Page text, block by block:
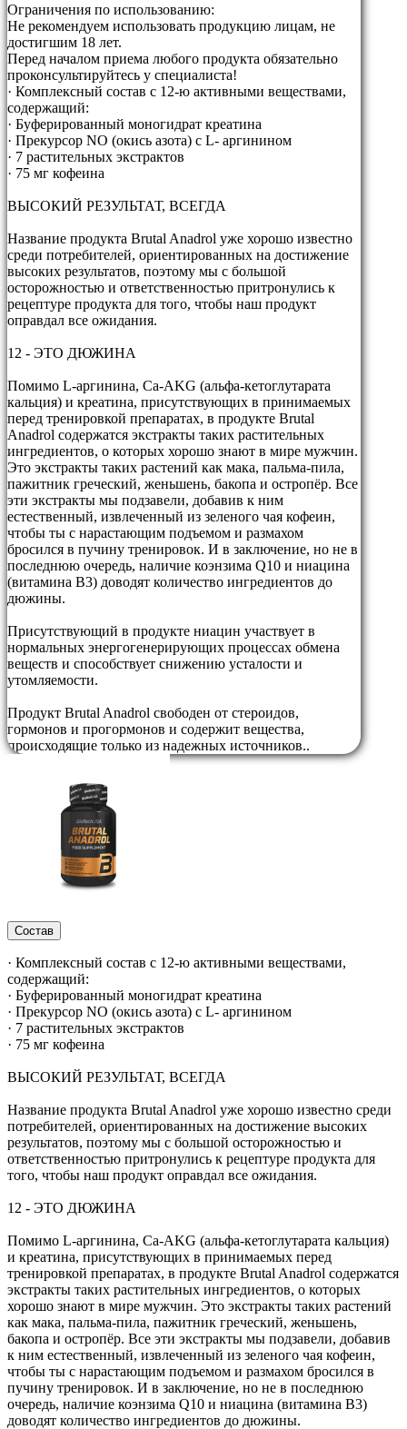
Ограничения по использованию:
Не рекомендуем использовать продукцию лицам, не
достигшим 18 лет.
Перед началом приема любого продукта обязательно
проконсультируйтесь у специалиста!
· Комплексный состав с 12-ю активными веществами,
содержащий:
· Буферированный моногидрат креатина
· Прекурсор NO (окись азота) с L- аргинином
· 7 растительных экстрактов
· 75 мг кофеина
ВЫСОКИЙ РЕЗУЛЬТАТ, ВСЕГДА
Название продукта Brutal Anadrol уже хорошо известно
среди потребителей, ориентированных на достижение
высоких результатов, поэтому мы с большой
осторожностью и ответственностью притронулись к
рецептуре продукта для того, чтобы наш продукт
оправдал все ожидания.
12 - ЭТО ДЮЖИНА
Помимо L-аргинина, Ca-AKG (альфа-кетоглутарата
кальция) и креатина, присутствующих в принимаемых
перед тренировкой препаратах, в продукте Brutal
Anadrol содержатся экстракты таких растительных
ингредиентов, о которых хорошо знают в мире мужчин.
Это экстракты таких растений как мака, пальма-пила,
пажитник греческий, женьшень, бакопа и остропёр. Все
эти экстракты мы подзавели, добавив к ним
естественный, извлеченный из зеленого чая кофеин,
чтобы ты с нарастающим подъемом и размахом
бросился в пучину тренировок. И в заключение, но не в
последнюю очередь, наличие коэнзима Q10 и ниацина
(витамина B3) доводят количество ингредиентов до
дюжины.
Присутствующий в продукте ниацин участвует в
нормальных энергогенерирующих процессах обмена
веществ и способствует снижению усталости и
утомляемости.
Продукт Brutal Anadrol свободен от стероидов,
гормонов и прогормонов и содержит вещества,
происходящие только из надежных источников..
Состав
· Комплексный состав с 12-ю активными веществами,
содержащий:
· Буферированный моногидрат креатина
· Прекурсор NO (окись азота) с L- аргинином
· 7 растительных экстрактов
· 75 мг кофеина
ВЫСОКИЙ РЕЗУЛЬТАТ, ВСЕГДА
Название продукта Brutal Anadrol уже хорошо известно среди
потребителей, ориентированных на достижение высоких
результатов, поэтому мы с большой осторожностью и
ответственностью притронулись к рецептуре продукта для
того, чтобы наш продукт оправдал все ожидания.
12 - ЭТО ДЮЖИНА
Помимо L-аргинина, Ca-AKG (альфа-кетоглутарата кальция)
и креатина, присутствующих в принимаемых перед
тренировкой препаратах, в продукте Brutal Anadrol содержатся
экстракты таких растительных ингредиентов, о которых
хорошо знают в мире мужчин. Это экстракты таких растений
как мака, пальма-пила, пажитник греческий, женьшень,
бакопа и остропёр. Все эти экстракты мы подзавели, добавив
к ним естественный, извлеченный из зеленого чая кофеин,
чтобы ты с нарастающим подъемом и размахом бросился в
пучину тренировок. И в заключение, но не в последнюю
очередь, наличие коэнзима Q10 и ниацина (витамина B3)
доводят количество ингредиентов до дюжины.